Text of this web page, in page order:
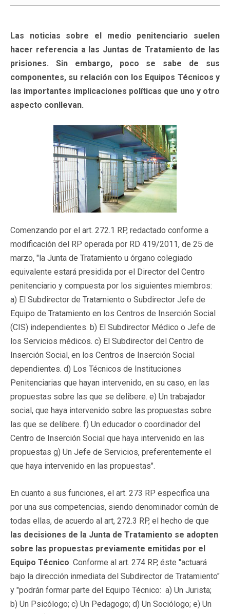
Las noticias sobre el medio penitenciario suelen
hacer referencia a las Juntas de Tratamiento de las
prisiones. Sin embargo, poco se sabe de sus
componentes, su relación con los Equipos Técnicos y
las importantes implicaciones políticas que uno y otro
aspecto conllevan.
Comenzando por el art. 272.1 RP, redactado conforme a
modificación del RP operada por RD 419/2011, de 25 de
marzo, "la Junta de Tratamiento u órgano colegiado
equivalente estará presidida por el Director del Centro
penitenciario y compuesta por los siguientes miembros:
a) El Subdirector de Tratamiento o Subdirector Jefe de
Equipo de Tratamiento en los Centros de Inserción Social
(CIS) independientes. b) El Subdirector Médico o Jefe de
los Servicios médicos. c) El Subdirector del Centro de
Inserción Social, en los Centros de Inserción Social
dependientes. d) Los Técnicos de Instituciones
Penitenciarias que hayan intervenido, en su caso, en las
propuestas sobre las que se delibere. e) Un trabajador
social, que haya intervenido sobre las propuestas sobre
las que se delibere. f) Un educador o coordinador del
Centro de Inserción Social que haya intervenido en las
propuestas g) Un Jefe de Servicios, preferentemente el
que haya intervenido en las propuestas".
En cuanto a sus funciones, el art. 273 RP especifica una
por una sus competencias, siendo denominador común de
todas ellas, de acuerdo al art, 272.3 RP, el hecho de que
las decisiones de la Junta de Tratamiento se adopten
sobre las propuestas previamente emitidas por el
Equipo Técnico. Conforme al art. 274 RP, éste "actuará
bajo la dirección inmediata del Subdirector de Tratamiento"
y "podrán formar parte del Equipo Técnico: a) Un Jurista;
b) Un Psicólogo; c) Un Pedagogo; d) Un Sociólogo; e) Un